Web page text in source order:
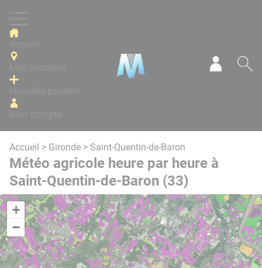
Accueil > Gironde > Saint-Quentin-de-Baron
Météo agricole heure par heure à
Saint-Quentin-de-Baron (33)
+
−